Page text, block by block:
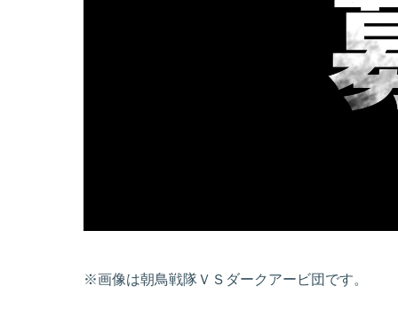
※画像は朝鳥戦隊ＶＳダークアービ団です。